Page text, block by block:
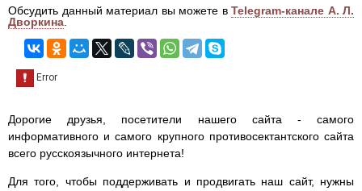
Обсудить данный материал вы можете в Telegram-канале А. Л.
Дворкина
Дорогие друзья, посетители нашего сайта - самого
информативного и самого крупного противосектантского сайта
всего русскоязычного интернета!
Для того, чтобы поддерживать и продвигать наш сайт, нужны